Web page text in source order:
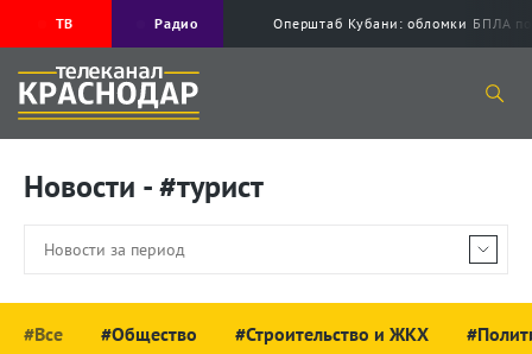
ТВ Радио Оперштаб Кубани: обломки БПЛА
Новости - #турист
#Все #Общество #Строительство и ЖКХ